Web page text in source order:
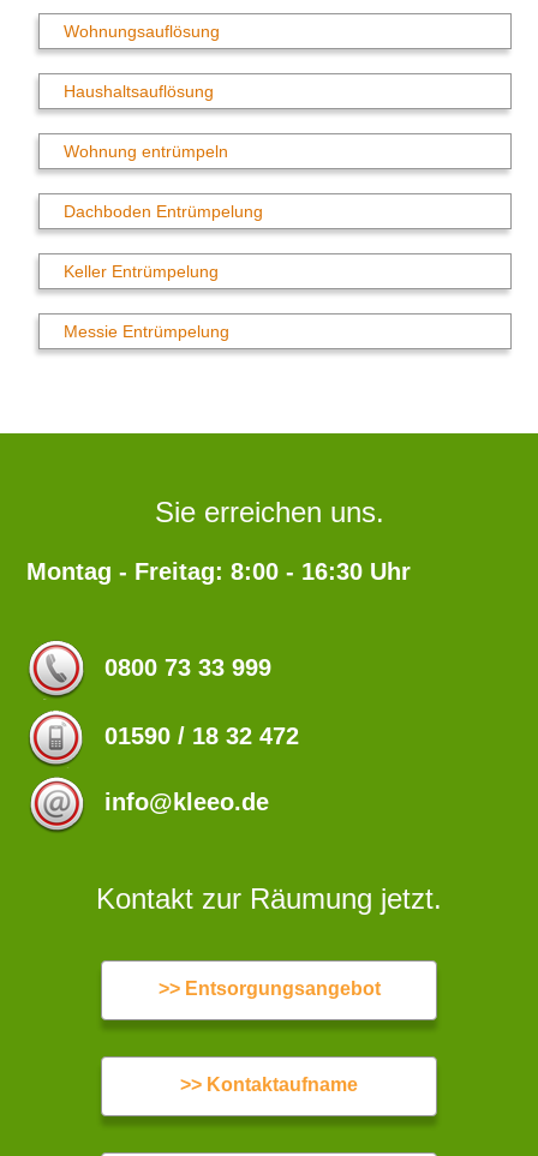
Wohnungsauflösung
Haushaltsauflösung
Wohnung entrümpeln
Dachboden Entrümpelung
Keller Entrümpelung
Messie Entrümpelung
Sie erreichen uns.
Montag - Freitag: 8:00 - 16:30 Uhr
0800 73 33 999
01590 / 18 32 472
info@kleeo.de
Kontakt zur Räumung jetzt.
>> Entsorgungsangebot
>> Kontaktaufname